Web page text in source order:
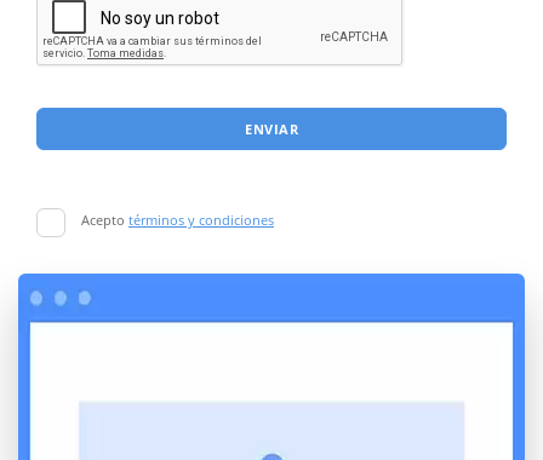
ENVIAR
Acepto términos y condiciones